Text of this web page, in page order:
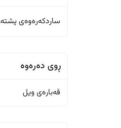
ساردکەرەوەی
ڕوی دەرەوە
قەبارەی ویل